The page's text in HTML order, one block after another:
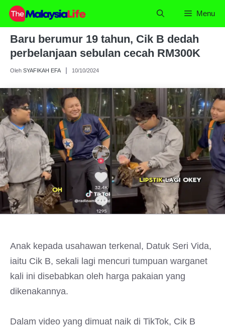
Skip
content
Menu
Baru berumur 19 tahun, Cik B dedah
perbelanjaan sebulan cecah RM300K
Oleh SYAFIKAH EFA 10/10/2024
Anak kepada usahawan terkenal, Datuk Seri Vida,
iaitu Cik B, sekali lagi mencuri tumpuan warganet
kali ini disebabkan oleh harga pakaian yang
dikenakannya.
Dalam video yang dimuat naik di TikTok, Cik B